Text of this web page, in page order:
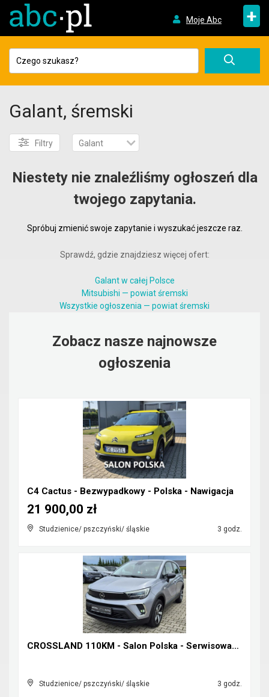
Moje Abc +
Galant, śremski
Filtry Galant
Niestety nie znaleźliśmy ogłoszeń dla
twojego zapytania.
Spróbuj zmienić swoje zapytanie i wyszukać jeszcze raz.
Sprawdź, gdzie znajdziesz więcej ofert:
Galant w całej Polsce
Mitsubishi — powiat śremski
Wszystkie ogłoszenia — powiat śremski
Zobacz nasze najnowsze
ogłoszenia
C4 Cactus - Bezwypadkowy - Polska - Nawigacja
Studzienice/ pszczyński/ śląskie 3 godz.
21 900,00 zł
CROSSLAND 110KM - Salon Polska - Serwisowany w ASO...
Studzienice/ pszczyński/ śląskie 3 godz.